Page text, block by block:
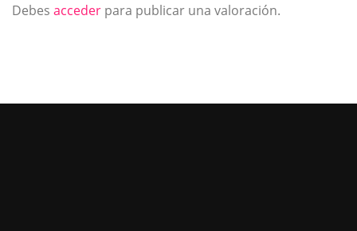
Debes acceder para publicar una valoración.